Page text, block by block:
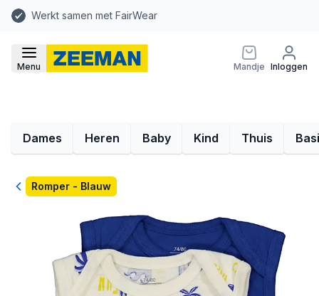
Werkt samen met FairWear
Menu Mandje Inloggen
Dames Heren Baby Kind Thuis
TerugRomper - Blauw